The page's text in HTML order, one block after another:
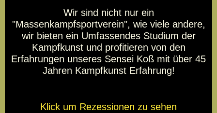
Wir sind nicht nur ein
"Massenkampfsportverein", wie viele andere,
wir bieten ein Umfassendes Studium der
Kampfkunst und profitieren von den
Erfahrungen unseres Sensei Koß mit über 45
Jahren Kampfkunst Erfahrung!
Klick um Rezessionen zu sehen